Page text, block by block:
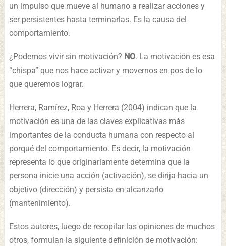
un impulso que mueve al humano a realizar acciones y
ser persistentes hasta terminarlas. Es la causa del
comportamiento.
¿Podemos vivir sin motivación? NO. La motivación es esa
“chispa” que nos hace activar y movernos en pos de lo
que queremos lograr.
Herrera, Ramírez, Roa y Herrera (2004) indican que la
motivación es una de las claves explicativas más
importantes de la conducta humana con respecto al
porqué del comportamiento. Es decir, la motivación
representa lo que originariamente determina que la
persona inicie una acción (activación), se dirija hacia un
objetivo (dirección) y persista en alcanzarlo
(mantenimiento).
Estos autores, luego de recopilar las opiniones de muchos
otros, formulan la siguiente definición de motivación: